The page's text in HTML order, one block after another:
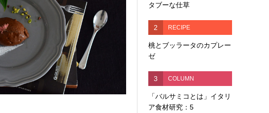
タブーな仕草
2 RECIPE
桃とブッラータのカプレー
ゼ
3 COLUMN
「バルサミコとは」イタリ
ア食材研究：5